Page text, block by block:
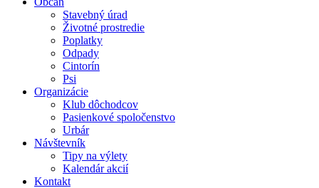
Stavebný úrad
Životné prostredie
Poplatky
Odpady
Cintorín
Psi
Organizácie
Klub dôchodcov
Pasienkové spoločenstvo
Urbár
Návštevník
Tipy na výlety
Kalendár akcií
Kontakt